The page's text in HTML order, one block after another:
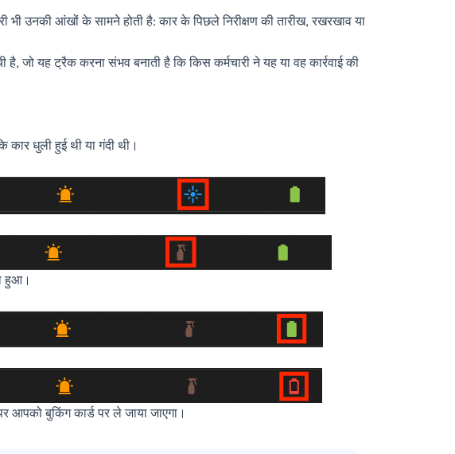
भी उनकी आंखों के सामने होती है: कार के पिछले निरीक्षण की तारीख, रखरखाव या
जो यह ट्रैक करना संभव बनाती है कि किस कर्मचारी ने यह या वह कार्रवाई की
धुली हुई थी या गंदी थी।
हुआ।
बुकिंग कार्ड पर ले जाया जाएगा।